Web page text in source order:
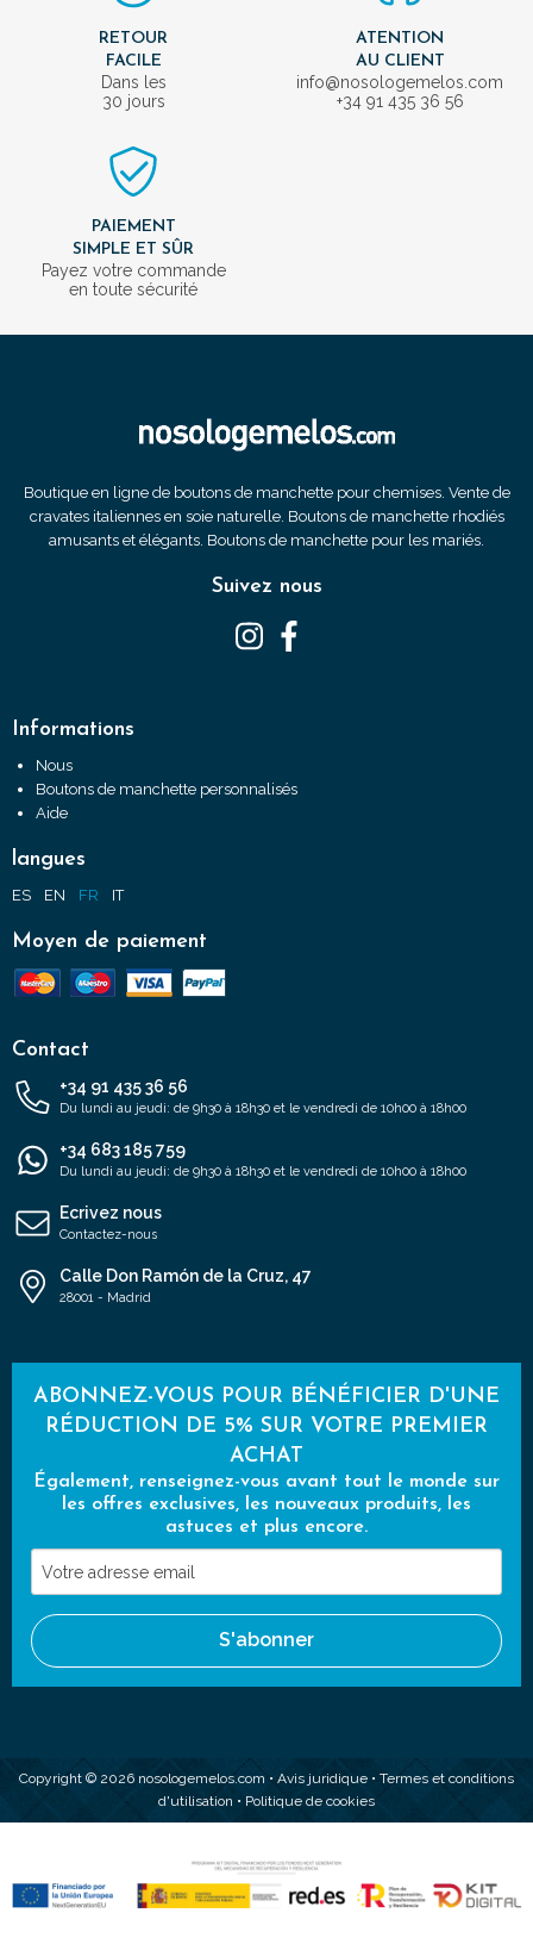
RETOUR
FACILE
Dans les
30 jours
ATENTION
AU CLIENT
info@nosologemelos.com
+34 91 435 36 56
PAIEMENT
SIMPLE ET SÛR
Payez votre commande
en toute sécurité
Boutique en ligne de boutons de manchette pour chemises. Vente de
cravates italiennes en soie naturelle. Boutons de manchette rhodiés
amusants et élégants. Boutons de manchette pour les mariés.
Suivez nous
Informations
Nous
Boutons de manchette personnalisés
Aide
langues
ES EN FR IT
Moyen de paiement
Contact
+34 91 435 36 56
Du lundi au jeudi: de 9h30 à 18h30 et le vendredi de 10h00 à 18h00
+34 683 185 759
Du lundi au jeudi: de 9h30 à 18h30 et le vendredi de 10h00 à 18h00
Ecrivez nous
Contactez-nous
Calle Don Ramón de la Cruz, 47
28001 - Madrid
ABONNEZ-VOUS POUR BÉNÉFICIER D'UNE
RÉDUCTION DE 5% SUR VOTRE PREMIER
ACHAT
Également, renseignez-vous avant tout le monde sur
les offres exclusives, les nouveaux produits, les
astuces et plus encore.
Votre
adresse
email
S'abonner
Copyright © 2026 nosologemelos.com • Avis juridique • Termes et conditions
d'utilisation • Politique de cookies